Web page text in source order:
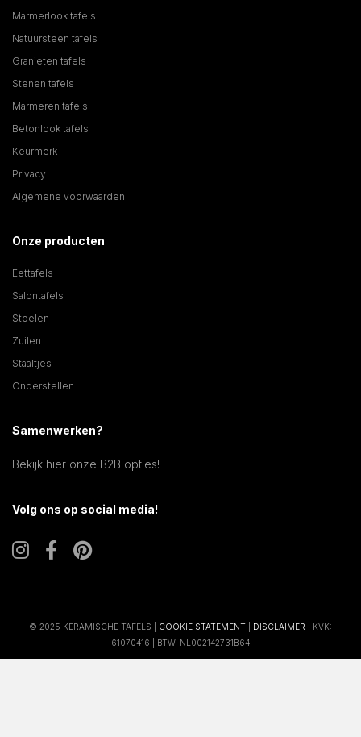
Marmerlook tafels
Natuursteen tafels
Granieten tafels
Stenen tafels
Marmeren tafels
Betonlook tafels
Keurmerk
Privacy
Algemene voorwaarden
Onze producten
Eettafels
Salontafels
Stoelen
Zuilen
Staaltjes
Onderstellen
Samenwerken?
Bekijk hier onze B2B opties!
Volg ons op social media!
© 2025 KERAMISCHE TAFELS | COOKIE STATEMENT DISCLAIMER | KVK:
61070416 | BTW: NL002142731B64